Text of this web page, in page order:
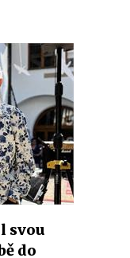
svou
do